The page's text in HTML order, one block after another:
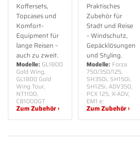
Koffersets,
Topcases und
Komfort-
Equipment für
lange Reisen –
auch zu zweit.
Modelle: GL1800
Gold Wing,
GL1800 Gold
Wing Tour,
NT1100,
CB1000GT
Zum Zubehör ›
Praktisches
Zubehör für
Stadt und Reise
– Windschutz,
Gepäcklösungen
und Styling.
Modelle: Forza
750/350/125,
SH350i, SH150i,
SH125i, ADV350,
PCX 125, X-ADV,
EM1 e:
Zum Zubehör ›